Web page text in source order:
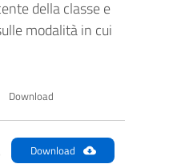
della classe e
modalità in cui
Download
Download